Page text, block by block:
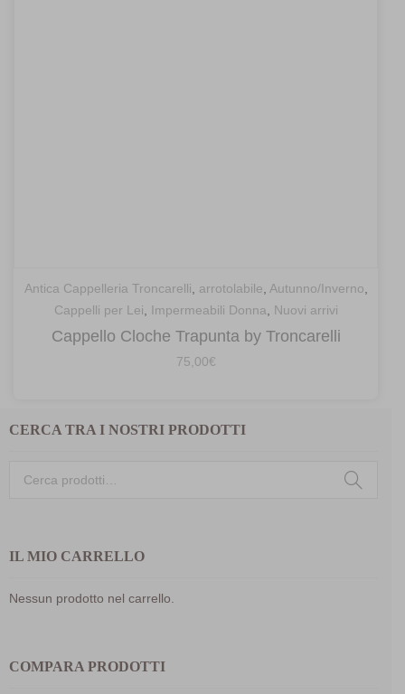
Antica Cappelleria Troncarelli, arrotolabile, Autunno/Inverno,
Cappelli per Lei, Impermeabili Donna, Nuovi arrivi
Cappello Cloche Trapunta by Troncarelli
75,00€
CERCA TRA I NOSTRI PRODOTTI
IL MIO CARRELLO
Nessun prodotto nel carrello.
COMPARA PRODOTTI